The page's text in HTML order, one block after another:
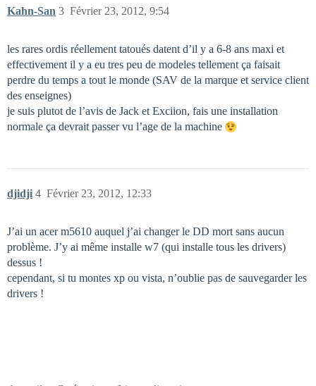
Kahn-San Février 23, 2012, 9:54
3
les rares ordis réellement tatoués datent d’il y a 6-8 ans maxi et
effectivement il y a eu tres peu de modeles tellement ça faisait
perdre du temps a tout le monde (SAV de la marque et service client
des enseignes)
je suis plutot de l’avis de Jack et Exciion, fais une installation
normale ça devrait passer vu l’age de la machine
djidji Février 23, 2012, 12:33
4
J’ai un acer m5610 auquel j’ai changer le DD mort sans aucun
problème. J’y ai même installe w7 (qui installe tous les drivers)
dessus !
cependant, si tu montes xp ou vista, n’oublie pas de sauvegarder les
drivers !